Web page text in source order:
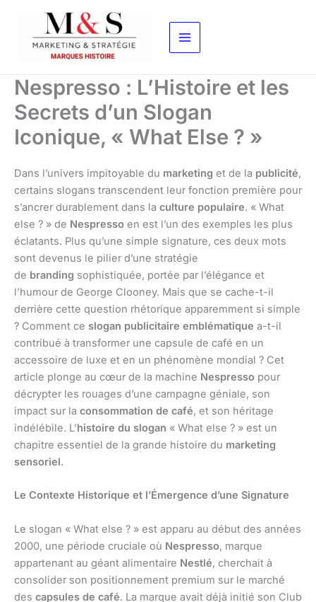
contenu
Nespresso : L’Histoire et les
Secrets d’un Slogan
Iconique, « What Else ? »
Dans l’univers impitoyable du marketing et de la publicité,
certains slogans transcendent leur fonction première pour
s’ancrer durablement dans la culture populaire. « What
else ? » de Nespresso en est l’un des exemples les plus
éclatants. Plus qu’une simple signature, ces deux mots
sont devenus le pilier d’une stratégie
de branding sophistiquée, portée par l’élégance et
l’humour de George Clooney. Mais que se cache-t-il
derrière cette question rhétorique apparemment si simple
? Comment ce slogan publicitaire emblématique a-t-il
contribué à transformer une capsule de café en un
accessoire de luxe et en un phénomène mondial ? Cet
article plonge au cœur de la machine Nespresso pour
décrypter les rouages d’une campagne géniale, son
impact sur la consommation de café, et son héritage
indélébile. L’histoire du slogan « What else ? » est un
chapitre essentiel de la grande histoire du marketing
sensoriel.
Le Contexte Historique et l’Émergence d’une Signature
Le slogan « What else ? » est apparu au début des années
2000, une période cruciale où Nespresso, marque
appartenant au géant alimentaire Nestlé, cherchait à
consolider son positionnement premium sur le marché
des capsules de café. La marque avait déjà initié son Club